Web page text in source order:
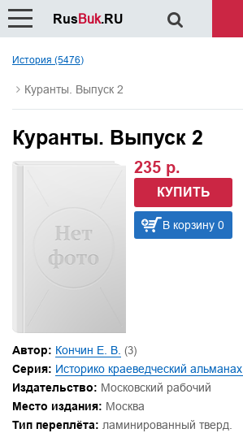
История (5476)
Куранты. Выпуск 2
Куранты. Выпуск 2
235 р.
КУПИТЬ
В корзину 0
Автор: Кончин Е. В. (3)
Серия: Историко краеведческий альманах
Издательство: Московский рабочий
Место издания: Москва
Тип переплёта: ламинированный тверд.
RusBuk.RU